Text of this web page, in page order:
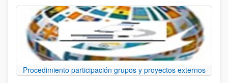
Procedimiento participación grupos y proyectos externos